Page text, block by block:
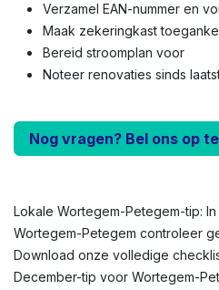
Verzamel EAN-nummer en
Maak zekeringkast
Bereid stroomplan voor
Noteer renovaties sinds
Nog vragen? Bel ons op
Lokale Wortegem-Petegem-tip:
Wortegem-Petegem controleer
Download onze volledige
December-tip voor Wortegem-